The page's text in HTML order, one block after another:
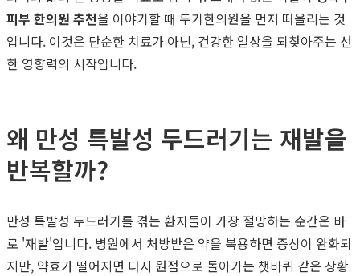
피부 한의원 추천을 이야기할 때 두기한의원을 먼저 떠올리는 것
입니다. 이것은 단순한 치료가 아닌, 건강한 일상을 되찾아주는 선
한 영향력의 시작입니다.
왜 만성 특발성 두드러기는 재발을
반복할까?
만성 특발성 두드러기를 겪는 환자들이 가장 절망하는 순간은 바
로 '재발'입니다. 병원에서 처방받은 약을 복용하면 증상이 완화되
지만, 약효가 떨어지면 다시 원점으로 돌아가는 챗바퀴 같은 상황